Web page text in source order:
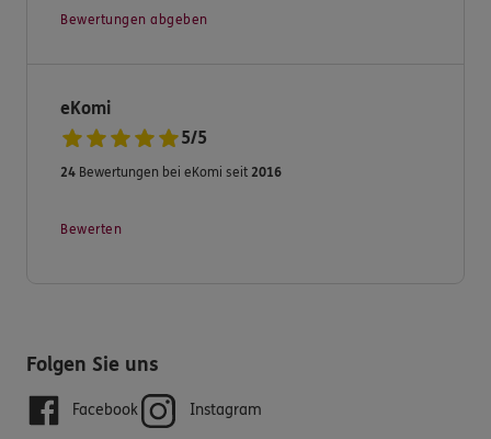
Bewertungen abgeben
eKomi
5/5
24 Bewertungen bei eKomi seit 2016
Bewerten
Folgen Sie uns
Facebook Instagram